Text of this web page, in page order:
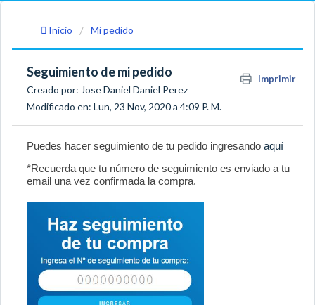
Inicio Mi pedido
Seguimiento de mi pedido Imprimir
Creado por: Jose Daniel Daniel Perez
Modificado en: Lun, 23 Nov, 2020 a 4:09 P. M.
Puedes hacer seguimiento de tu pedido ingresando aquí
*Recuerda que tu número de seguimiento es enviado a tu
email una vez confirmada la compra.